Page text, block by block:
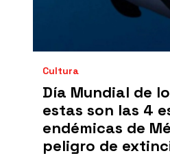
Cultura
Día Mundial de
estas son las 4
endémicas de
peligro de